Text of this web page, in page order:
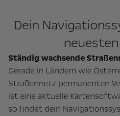
Dein
Ständig wachsende
Gerade in Ländern wie
Straßennetz permanenten
ist eine aktuelle
so findet dein